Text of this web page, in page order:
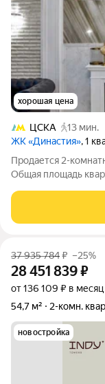
хорошая цена
ЦСКА
13 мин.
ЖК «Династия», 1
Продается 2-
Общая площадь
переменной
участка, образуя
37 935 784₽ –25%
28 451 839₽
от 136 109 ₽ в месяц
54,7 м²
2-комн.
новостройка